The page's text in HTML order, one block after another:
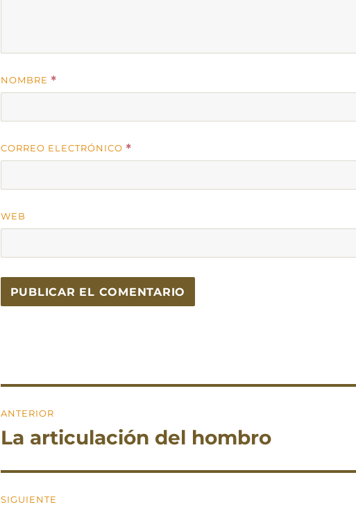
NOMBRE *
CORREO ELECTRÓNICO *
WEB
de
ANTERIOR
Entrada
La articulación del hombro
SIGUIENTE